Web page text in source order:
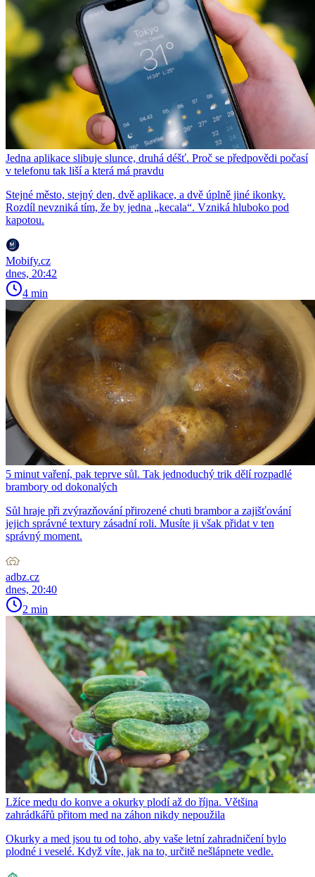
Jedna aplikace slibuje slunce, druhá déšť. Proč se předpovědi počasí
v telefonu tak liší a která má pravdu
Stejné město, stejný den, dvě aplikace, a dvě úplně jiné ikonky.
Rozdíl nevzniká tím, že by jedna „kecala“. Vzniká hluboko pod
kapotou.
Mobify.cz
dnes, 20:42
4 min
5 minut vaření, pak teprve sůl. Tak jednoduchý trik dělí rozpadlé
brambory od dokonalých
Sůl hraje při zvýrazňování přirozené chuti brambor a zajišťování
jejich správné textury zásadní roli. Musíte ji však přidat v ten
správný moment.
adbz.cz
dnes, 20:40
2 min
Lžíce medu do konve a okurky plodí až do října. Většina
zahrádkářů přitom med na záhon nikdy nepoužila
Okurky a med jsou tu od toho, aby vaše letní zahradničení bylo
plodné i veselé. Když víte, jak na to, určitě nešlápnete vedle.